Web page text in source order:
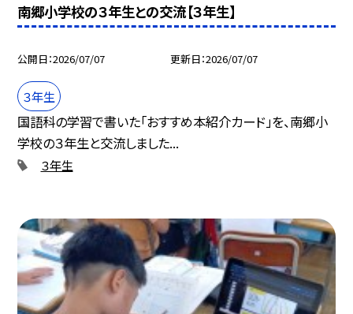
南郷小学校の３年生との交流【３年生】
公開日 2026/07/07 更新日 2026/07/07
３年生
国語科の学習で書いた「おすすめ本紹介カード」を、南郷小
学校の３年生と交流しました...
３年生